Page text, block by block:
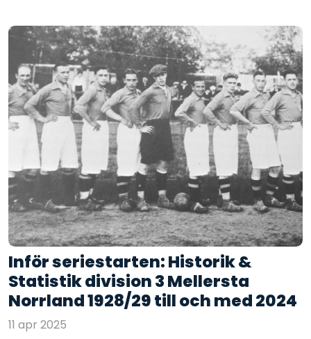
Inför seriestarten: Historik &
Statistik division 3 Mellersta
Norrland 1928/29 till och med 2024
11 apr 2025